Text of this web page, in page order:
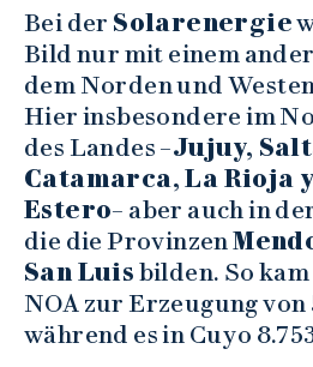
Bei der Solarenergie
Bild nur mit einem
dem Norden und
Hier insbesondere im
des Landes –Jujuy,
Catamarca, La Rioja
Estero– aber auch in
die die Provinzen
San Luis bilden. So
NOA zur Erzeugung von
während es in Cuyo